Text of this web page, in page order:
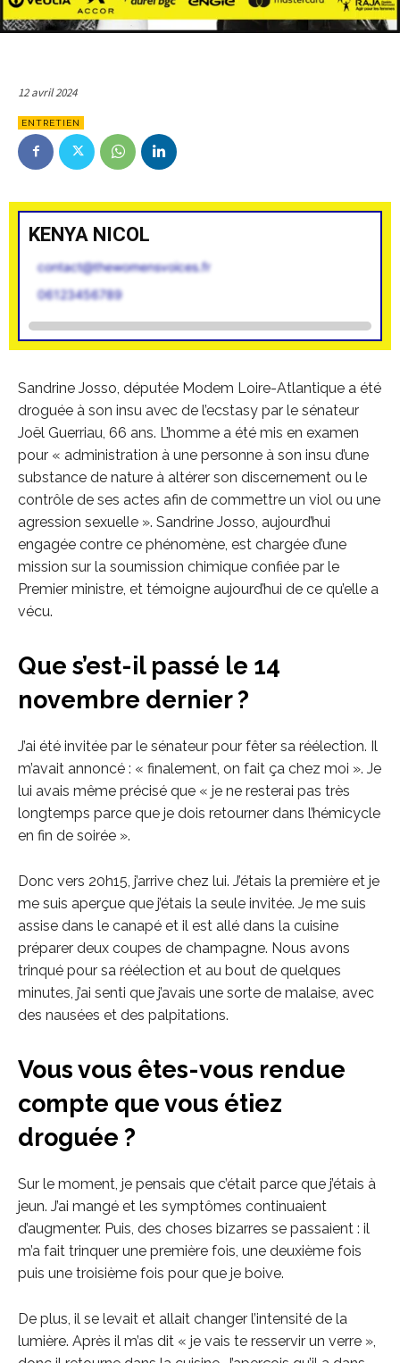
12 avril 2024
ENTRETIEN
KENYA NICOL
contact@thewomensvoices.fr
06123456789
Sandrine Josso, députée Modem Loire-Atlantique a été
droguée à son insu avec de l’ecstasy par le sénateur
Joël Guerriau, 66 ans. L’homme a été mis en examen
pour « administration à une personne à son insu d’une
substance de nature à altérer son discernement ou le
contrôle de ses actes afin de commettre un viol ou une
agression sexuelle ». Sandrine Josso, aujourd’hui
engagée contre ce phénomène, est chargée d’une
mission sur la soumission chimique confiée par le
Premier ministre, et témoigne aujourd’hui de ce qu’elle a
vécu.
Que s’est-il passé le 14
novembre dernier ?
J’ai été invitée par le sénateur pour fêter sa réélection. Il
m’avait annoncé : « finalement, on fait ça chez moi ». Je
lui avais même précisé que « je ne resterai pas très
longtemps parce que je dois retourner dans l’hémicycle
en fin de soirée ».
Donc vers 20h15, j’arrive chez lui. J’étais la première et je
me suis aperçue que j’étais la seule invitée. Je me suis
assise dans le canapé et il est allé dans la cuisine
préparer deux coupes de champagne. Nous avons
trinqué pour sa réélection et au bout de quelques
minutes, j’ai senti que j’avais une sorte de malaise, avec
des nausées et des palpitations.
Vous vous êtes-vous rendue
compte que vous étiez
droguée ?
Sur le moment, je pensais que c’était parce que j’étais à
jeun. J’ai mangé et les symptômes continuaient
d’augmenter. Puis, des choses bizarres se passaient : il
m’a fait trinquer une première fois, une deuxième fois
puis une troisième fois pour que je boive.
De plus, il se levait et allait changer l’intensité de la
lumière. Après il m’as dit « je vais te resservir un verre »,